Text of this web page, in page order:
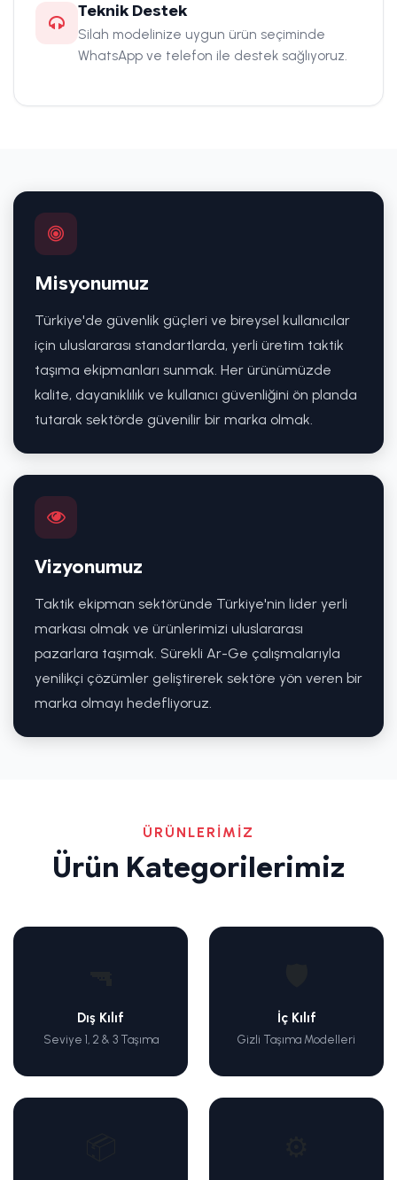
Teknik Destek
Silah modelinize uygun ürün seçiminde
WhatsApp ve telefon ile destek sağlıyoruz.
Misyonumuz
Türkiye'de güvenlik güçleri ve bireysel kullanıcılar
için uluslararası standartlarda, yerli üretim taktik
taşıma ekipmanları sunmak. Her ürünümüzde
kalite, dayanıklılık ve kullanıcı güvenliğini ön planda
tutarak sektörde güvenilir bir marka olmak.
Vizyonumuz
Taktik ekipman sektöründe Türkiye'nin lider yerli
markası olmak ve ürünlerimizi uluslararası
pazarlara taşımak. Sürekli Ar-Ge çalışmalarıyla
yenilikçi çözümler geliştirerek sektöre yön veren bir
marka olmayı hedefliyoruz.
ÜRÜNLERİMİZ
Ürün Kategorilerimiz
Dış Kılıf
Seviye 1, 2 & 3 Taşıma
İç Kılıf
Gizli Taşıma Modelleri